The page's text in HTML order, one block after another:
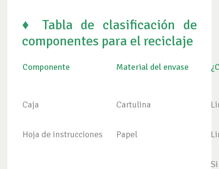
♦ Tabla de clasificación de
componentes para el reciclaje
Componente Material del envase
Caja Cartulina
Hoja de instrucciones Papel